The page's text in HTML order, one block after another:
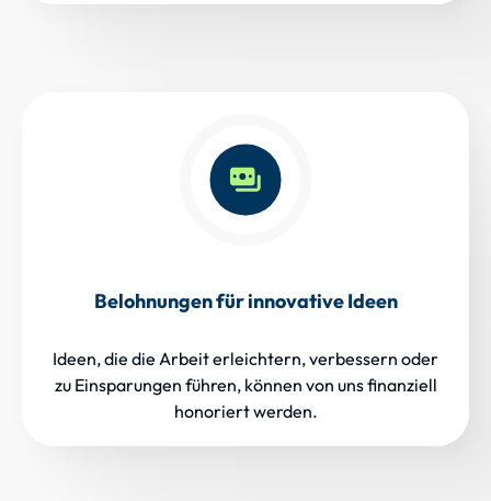
Belohnungen für innovative Ideen
Ideen, die die Arbeit erleichtern, verbessern oder
zu Einsparungen führen, können von uns finanziell
honoriert werden.